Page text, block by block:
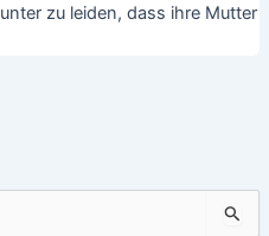
zu leiden, dass ihre Mutter